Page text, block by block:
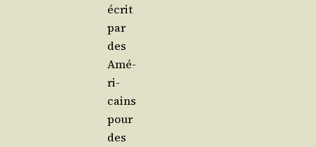
écrit
par
des
Amé­
ri­
cains
pour
des